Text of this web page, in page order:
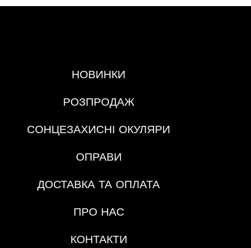
НОВИНКИ
РОЗПРОДАЖ
СОНЦЕЗАХИСНІ ОКУЛЯРИ
ОПРАВИ
ДОСТАВКА ТА ОПЛАТА
ПРО НАС
КОНТАКТИ